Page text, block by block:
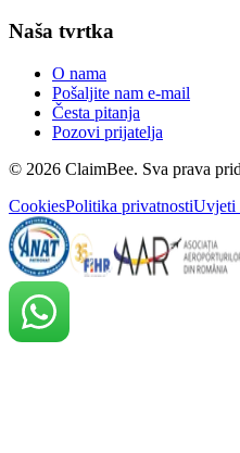
Naša tvrtka
O nama
Pošaljite nam e-mail
Česta pitanja
Pozovi prijatelja
© 2026 ClaimBee. Sva prava
CookiesPolitika privatnostiUvjeti